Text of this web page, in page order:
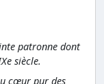
patronne dont
siècle.
cœur pur des